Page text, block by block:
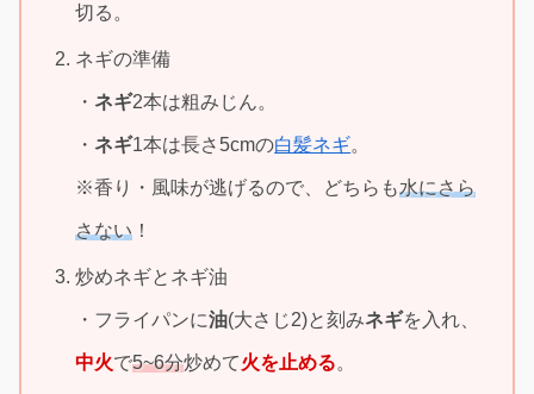
切る。
ネギの準備
・ネギ2本は粗みじん。
・ネギ1本は長さ5cmの白髪ネギ。
※香り・風味が逃げるので、どちらも水にさら
さない ！
炒めネギとネギ油
・フライパンに油(大さじ2)と刻みネギを入れ、
中火で5~6分炒めて火を止める。